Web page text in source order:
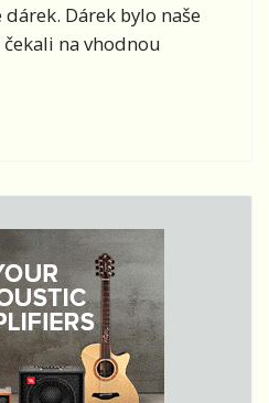
Dárek bylo naše
na vhodnou